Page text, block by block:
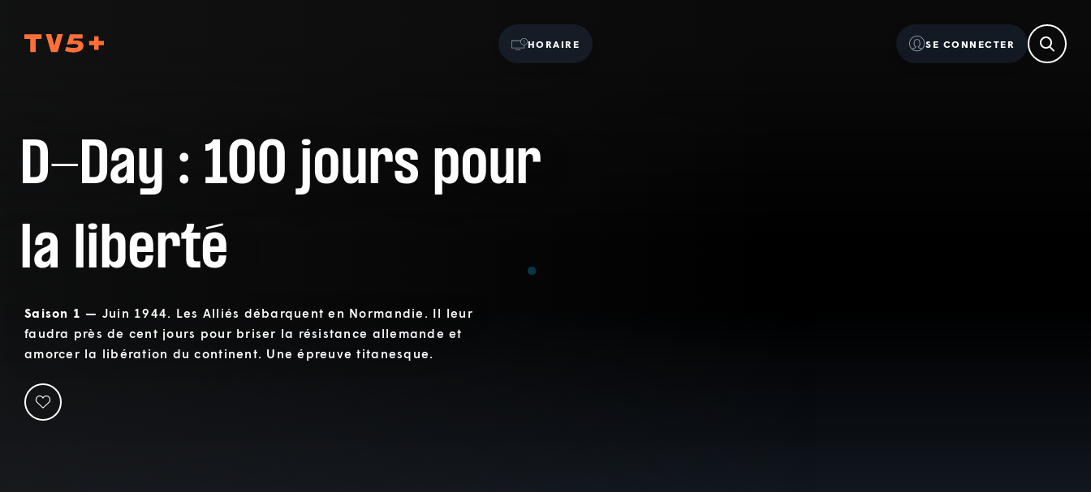
HORAIRE SE CONNECTER
D-Day : 100 jours pour
la liberté
Saison 1 — Juin 1944. Les Alliés débarquent en Normandie. Il leur
faudra près de cent jours pour briser la résistance allemande et
amorcer la libération du continent. Une épreuve titanesque.